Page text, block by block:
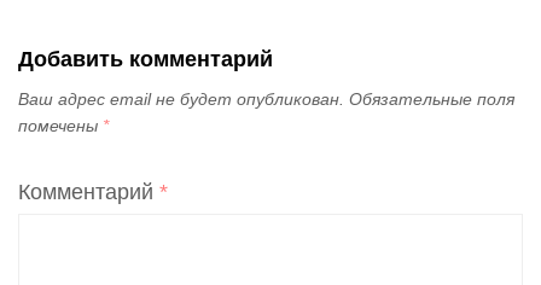
Добавить комментарий
Ваш адрес email не будет опубликован. Обязательные поля
помечены *
Комментарий *